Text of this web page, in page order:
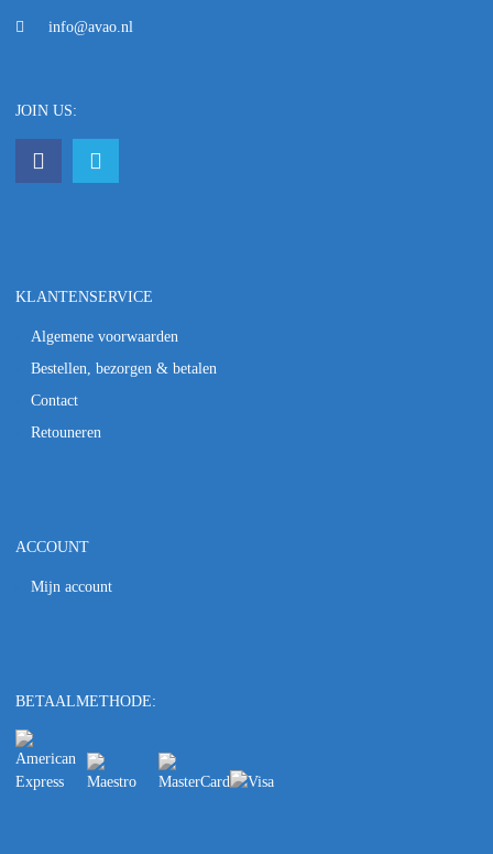
info@avao.nl
JOIN US:
KLANTENSERVICE
Algemene voorwaarden
Bestellen, bezorgen & betalen
Contact
Retouneren
ACCOUNT
Mijn account
BETAALMETHODE: